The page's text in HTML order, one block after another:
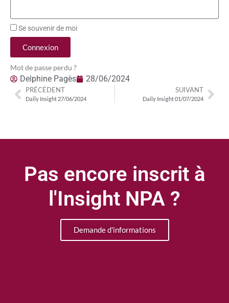
Se souvenir de moi
Connexion
Mot de passe perdu ?
Delphine Pagès 28/06/2024
PRÉCÉDENT
Daily Insight 27/06/2024
SUIVANT
Daily Insight 01/07/2024
Pas encore inscrit à
l'Insight NPA ?
Demande d'informations